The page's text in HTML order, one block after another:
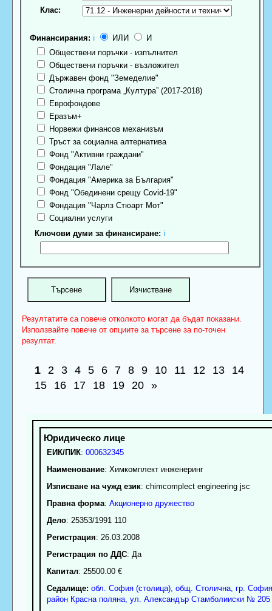
Клас:
Финансирания: ℹ ИЛИ
И
Обществени поръчки - изпълнител
Обществени поръчки - възложител
Държавен фонд "Земеделие"
Столична програма „Култура” (2017-2018)
Еврофондове
Еразъм+
Норвежи финансов механизъм
Тръст за социална алтернатива
Фонд "Активни граждани"
Фондация "Лале"
Фондация "Америка за България"
Фонд "Обединени срещу Covid-19"
Фондация "Чарлз Стюарт Мот"
Социални услуги
Ключови думи за финансиране: ℹ
Резултатите са повече отколкото могат да бъдат показани.
Използвайте повече от опциите за търсене за по-точен
резултат.
1 2 3 4 5 6 7 8 9 10 11 12 13
14
15
16 17 18 19 20 »
ЕИК/ПИК:000632345
Наименование:Химкомплект инженеринг
Изписване на чужд език: chimcomplect engineering jsc
Правна форма:Акционерно дружество
Дело: 25353/1991 110
Регистрация: 26.03.2008
Регистрация по ДДС: Да
Капитал: 25500.00 €
Седалище: обл.София (столица),общ. Столична,гр.
район Красна поляна,ул. Александър Стамболииски № 205